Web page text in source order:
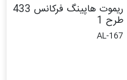
ریموت هاپینگ فرکانس 433
طرح 1
AL-167